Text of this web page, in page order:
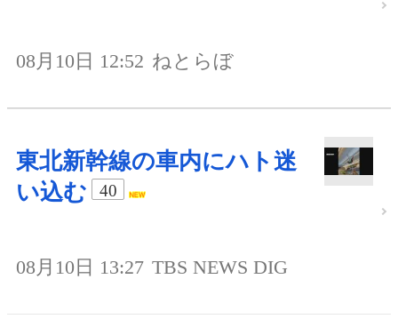
08月10日 12:52 ねとらぼ
東北新幹線の車内にハト迷
い込む
40
08月10日 13:27 TBS NEWS DIG